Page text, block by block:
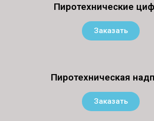
Пиротехнические
Заказать
Пиротехническая
Заказать